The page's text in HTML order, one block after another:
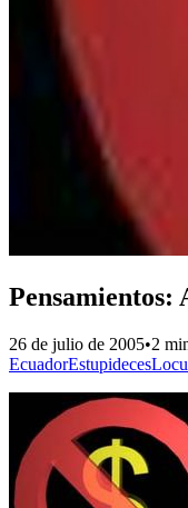
Pensamientos:
26 de julio de 2005•2
EcuadorEstupideces